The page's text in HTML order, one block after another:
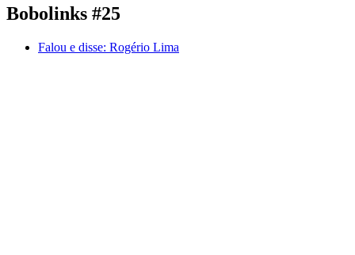
Bobolinks #25
Falou e disse: Rogério Lima